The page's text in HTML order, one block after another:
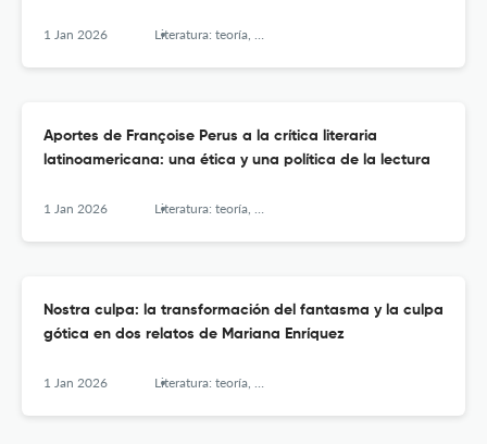
1 Jan 2026 Literatura: teoría, historia, crítica
Aportes de Françoise Perus a la crítica literaria
latinoamericana: una ética y una política de la lectura
1 Jan 2026 Literatura: teoría, historia, crítica
Nostra culpa: la transformación del fantasma y la culpa
gótica en dos relatos de Mariana Enríquez
1 Jan 2026 Literatura: teoría, historia, crítica